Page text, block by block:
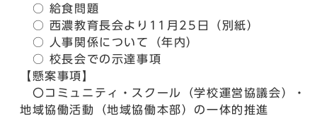
○ 給食問題
○ 西濃教育長会より11月25日（別紙）
○ 人事関係について（年内）
○ 校長会での示達事項
【懸案事項】
〇コミュニティ・スクール（学校運営協議会）・
地域協働活動（地域協働本部）の一体的推進